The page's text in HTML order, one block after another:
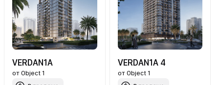
VERDAN1A
отObject 1
VERDAN1A 4
от Object 1